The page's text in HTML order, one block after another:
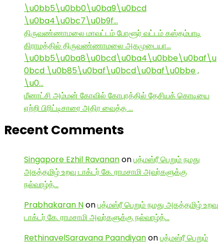
\u0bb5\u0bb0\u0ba9\u0bcd
\u0ba4\u0bc7\u0b9f…
திருவண்ணாமலை மாவட்டம் போளூர் வட்டம் கஸ்தம்பாடி
கிராமத்தில் திருவண்ணாமலை அகமுடையா…
\u0bb5\u0ba8\u0bcd\u0ba4\u0bbe\u0baf\u
0bcd \u0b85\u0baf\u0bcd\u0baf\u0bbe ,
\u0…
மீனாட்சி அம்மன் கோவில் கோபுரத்தில் தேசியக் கொடியை
ஏற்றி பிரிட்டிசாரை அதிர வைத்த …
Recent Comments
Singapore Ezhil Ravananonபத்மஸ்ரீ பெறும் நமது
அகத்தமிழ் உறவு டாக்டர் கே. ராமசாமி அவர்களுக்கு
நல்வாழ்த்…
Prabhakaran Nonபத்மஸ்ரீ பெறும் நமது அகத்தமிழ் உறவு
டாக்டர் கே. ராமசாமி அவர்களுக்கு நல்வாழ்த்…
RethinavelSaravana Paandiyanonபத்மஸ்ரீ பெறும்